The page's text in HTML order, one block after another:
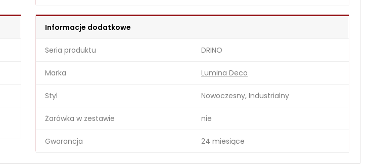
Informacje dodatkowe
Seria produktu DRINO
Marka Lumina Deco
Styl Nowoczesny, Industrialny
Żarówka w zestawie nie
Gwarancja 24 miesiące